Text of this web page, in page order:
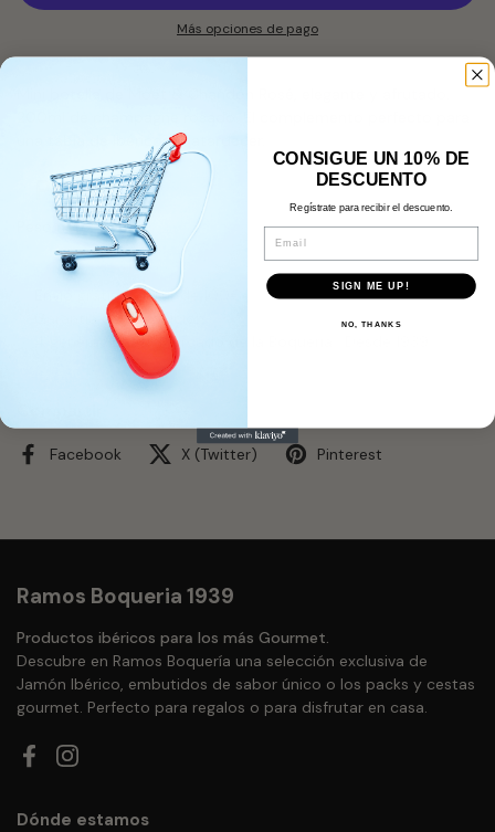
Más opciones de pago
una tabla de ibéricos al atardecer.
Peso
Peso neto: 200ml.
Envío gratis a partir de 100€
Garantía de devolución
4 generaciones · Mercado de la Boquería · Desde 1939
Facebook X (Twitter) Pinterest
Ramos Boqueria 1939
Productos ibéricos para los más Gourmet.
Descubre en Ramos Boquería una selección exclusiva de
Jamón Ibérico, embutidos de sabor único o los packs y cestas
gourmet. Perfecto para regalos o para disfrutar en casa.
FacebookInstagram
Dónde estamos
CONSIGUE UN 10% DE
DESCUENTO
Regístrate para recibir el descuento.
Email
SIGN ME UP!
NO, THANKS